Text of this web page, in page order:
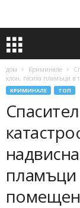
дом Криминале
клон, гасиха пламъци в
КРИМИНАЛЕ ТОП
пламъци